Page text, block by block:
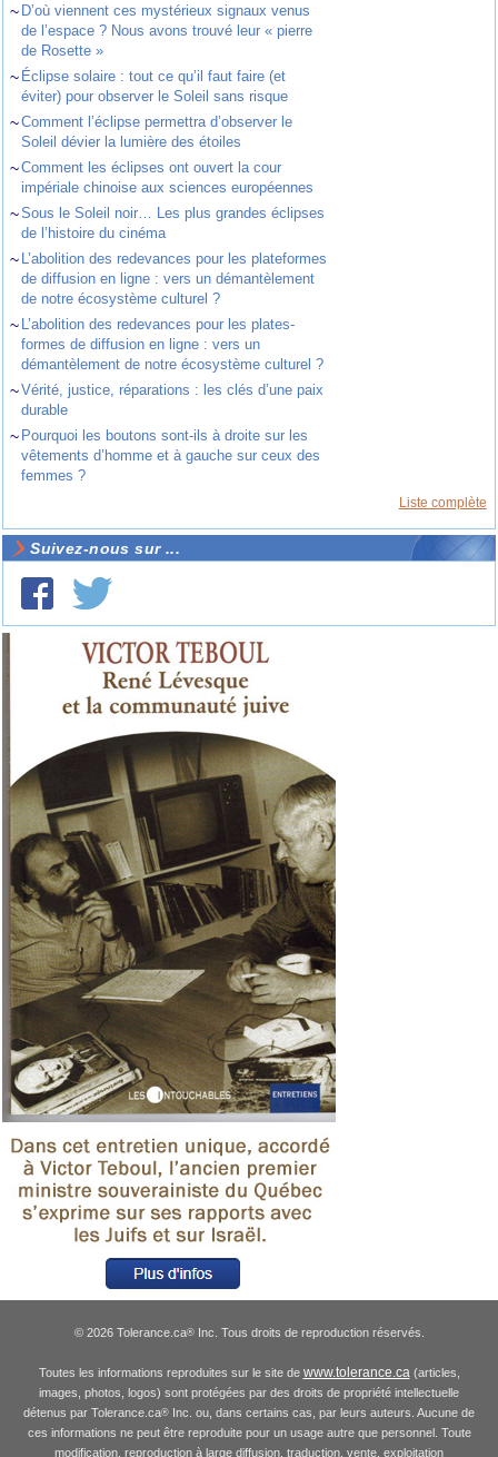
~ D’où viennent ces mystérieux signaux venus
de l’espace ? Nous avons trouvé leur « pierre
de Rosette »
~ Éclipse solaire : tout ce qu’il faut faire (et
éviter) pour observer le Soleil sans risque
~Comment l’éclipse permettra d’observer le
Soleil dévier la lumière des étoiles
~Comment les éclipses ont ouvert la cour
impériale chinoise aux sciences européennes
~Sous le Soleil noir… Les plus grandes éclipses
de l’histoire du cinéma
~ L’abolition des redevances pour les plateformes
de diffusion en ligne : vers un démantèlement
de notre écosystème culturel ?
~ L’abolition des redevances pour les plates-
formes de diffusion en ligne : vers un
démantèlement de notre écosystème culturel ?
~Vérité, justice, réparations : les clés d’une paix
durable
~ Pourquoi les boutons sont-ils à droite sur les
vêtements d’homme et à gauche sur ceux des
femmes ?
Liste complète
Suivez-nous sur ...
© 2026 Tolerance.ca®Inc. Tous droits de reproduction réservés.
Toutes les informations reproduites sur le site de www.tolerance.ca (articles,
images, photos, logos) sont protégées par des droits de propriété intellectuelle
détenus par Tolerance.ca® Inc. ou, dans certains cas, par leurs auteurs. Aucune de
ces informations ne peut être reproduite pour un usage autre que personnel. Toute
modification, reproduction à large diffusion, traduction, vente, exploitation